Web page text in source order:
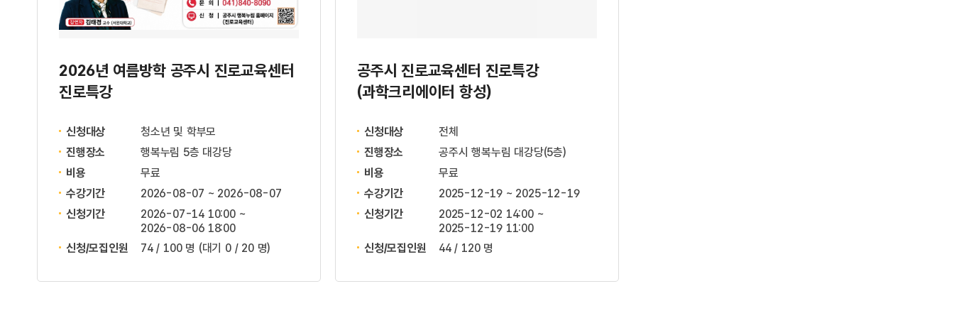
2026년 여름방학 공주시 진로교육센터
진로특강
신청대상
청소년 및 학부모
진행장소
행복누림 5층 대강당
비용
무료
수강기간
2026-08-07 ~ 2026-08-07
신청기간
2026-07-14 10:00 ~
2026-08-06 18:00
신청/모집인원
74 / 100 명 (대기 0 / 20 명)
공주시 진로교육센터 진로특강
(과학크리에이터 항성)
신청대상
전체
진행장소
공주시 행복누림 대강당(5층)
비용
무료
수강기간
2025-12-19 ~ 2025-12-19
신청기간
2025-12-02 14:00 ~
2025-12-19 11:00
신청/모집인원
44 / 120 명